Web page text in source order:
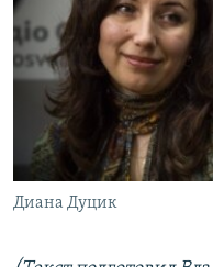
Диана Дуцик